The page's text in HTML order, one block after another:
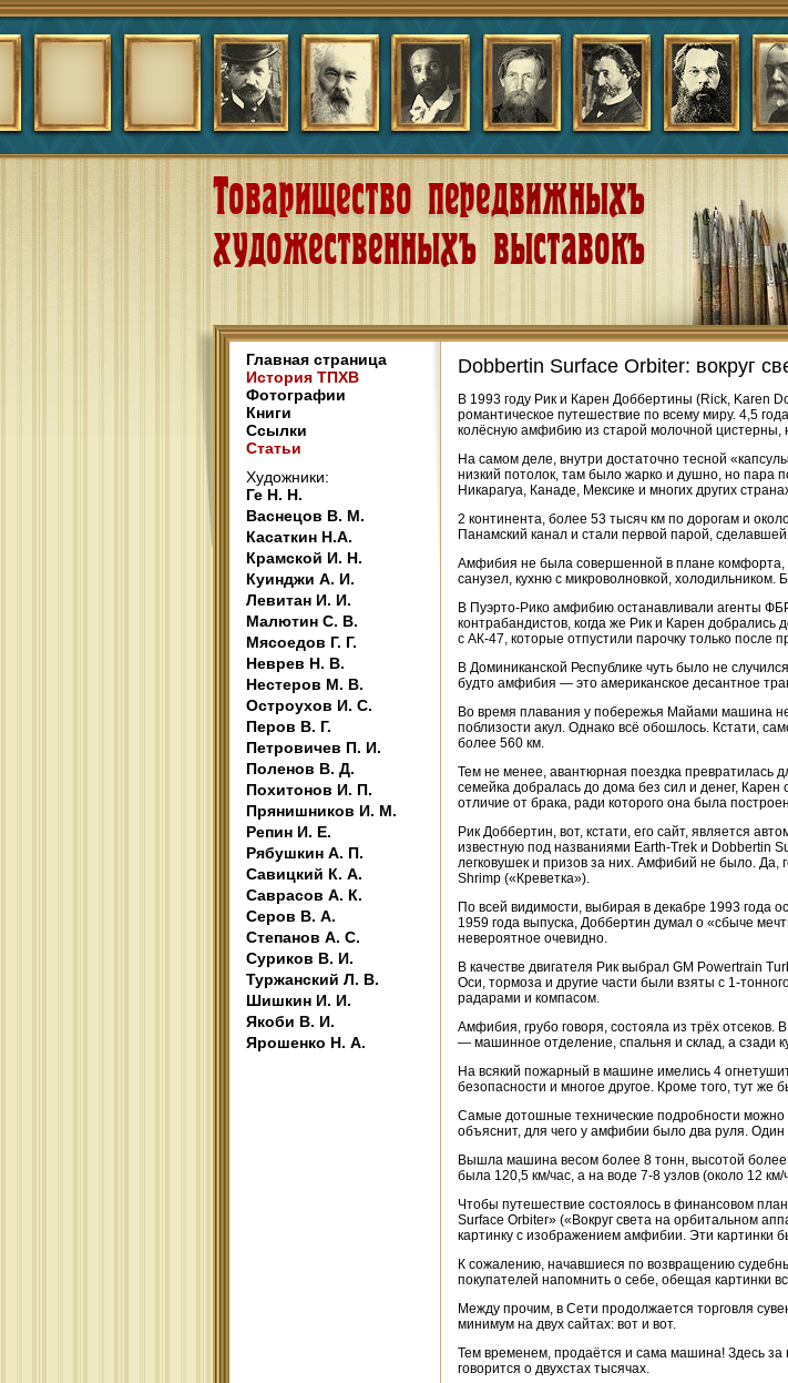
Главная страница
История ТПХВ
Фотографии
Книги
Ссылки
Статьи
Художники:
Ге Н. Н.
Васнецов В. М.
Касаткин Н.А.
Крамской И. Н.
Куинджи А. И.
Левитан И. И.
Малютин С. В.
Мясоедов Г. Г.
Неврев Н. В.
Нестеров М. В.
Остроухов И. С.
Перов В. Г.
Петровичев П. И.
Поленов В. Д.
Похитонов И. П.
Прянишников И. М.
Репин И. Е.
Рябушкин А. П.
Савицкий К. А.
Саврасов А. К.
Серов В. А.
Степанов А. С.
Суриков В. И.
Туржанский Л. В.
Шишкин И. И.
Якоби В. И.
Ярошенко Н. А.
Dobbertin Surface Orbiter: вокруг
В 1993 году Рик и Карен Доббертины (Rick, Karen
романтическое путешествие по всему миру. 4,5
колёсную амфибию из старой молочной цистерны,
На самом деле, внутри достаточно тесной
низкий потолок, там было жарко и душно, но пара
Никарагуа, Канаде, Мексике и многих других
2 континента, более 53 тысяч км по дорогам и
Панамский канал и стали первой парой,
Амфибия не была совершенной в плане комфорта,
санузел, кухню с микроволновкой,
В Пуэрто-Рико амфибию останавливали агенты
контрабандистов, когда же Рик и Карен
с АК-47, которые отпустили парочку только после
В Доминиканской Республике чуть было не
будто амфибия — это американское десантное
Во время плавания у побережья Майами машина
поблизости акул. Однако всё обошлось. Кстати,
более 560 км.
Тем не менее, авантюрная поездка превратилась
семейка добралась до дома без сил и денег,
отличие от брака, ради которого она была
Рик Доббертин, вот, кстати, его сайт, является
известную под названиями Earth-Trek и Dobbertin
легковушек и призов за них. Амфибий не было.
Shrimp («Креветка»).
По всей видимости, выбирая в декабре 1993 года
1959 года выпуска, Доббертин думал о «сбыче
невероятное очевидно.
В качестве двигателя Рик выбрал GM Powertrain
Оси, тормоза и другие части были взяты с 1-
радарами и компасом.
Амфибия, грубо говоря, состояла из трёх отсеков.
— машинное отделение, спальня и склад, а сзади
На всякий пожарный в машине имелись 4
безопасности и многое другое. Кроме того, тут
Самые дотошные технические подробности можно
объяснит, для чего у амфибии было два руля.
Вышла машина весом более 8 тонн, высотой
была 120,5 км/час, а на воде 7-8 узлов (около 12 км/
Чтобы путешествие состоялось в финансовом
Surface Orbiter» («Вокруг света на орбитальном
картинку с изображением амфибии. Эти картинки
К сожалению, начавшиеся по возвращению
покупателей напомнить о себе, обещая картинки
Между прочим, в Сети продолжается торговля
минимум на двух сайтах: вот и вот.
Тем временем, продаётся и сама машина! Здесь за
говорится о двухстах тысячах.